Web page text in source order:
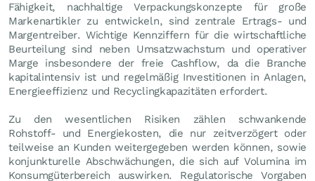
Fähigkeit, nachhaltige Verpackungskonzepte für große
Markenartikler zu entwickeln, sind zentrale Ertrags- und
Margentreiber. Wichtige Kennziffern für die wirtschaftliche
Beurteilung sind neben Umsatzwachstum und operativer
Marge insbesondere der freie Cashflow, da die Branche
kapitalintensiv ist und regelmäßig Investitionen in Anlagen,
Energieeffizienz und Recyclingkapazitäten erfordert.
Zu den wesentlichen Risiken zählen schwankende
Rohstoff- und Energiekosten, die nur zeitverzögert oder
teilweise an Kunden weitergegeben werden können, sowie
konjunkturelle Abschwächungen, die sich auf Volumina im
Konsumgüterbereich auswirken. Regulatorische Vorgaben